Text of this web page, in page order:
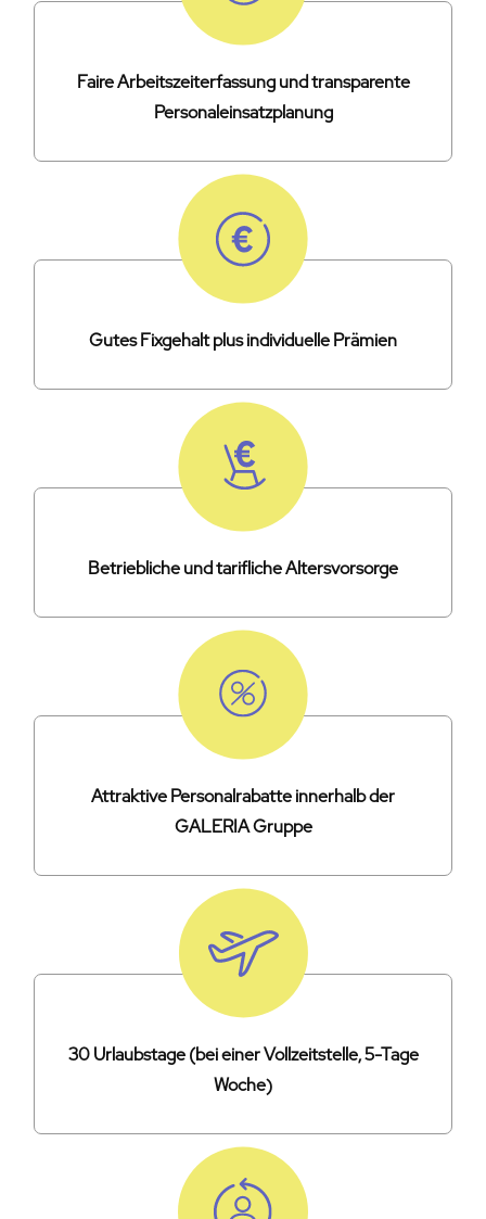
Faire Arbeitszeiterfassung und transparente
Personaleinsatzplanung
Gutes Fixgehalt plus individuelle Prämien
Betriebliche und tarifliche Altersvorsorge
Attraktive Personalrabatte innerhalb der
GALERIA Gruppe
30 Urlaubstage (bei einer Vollzeitstelle, 5-Tage
Woche)